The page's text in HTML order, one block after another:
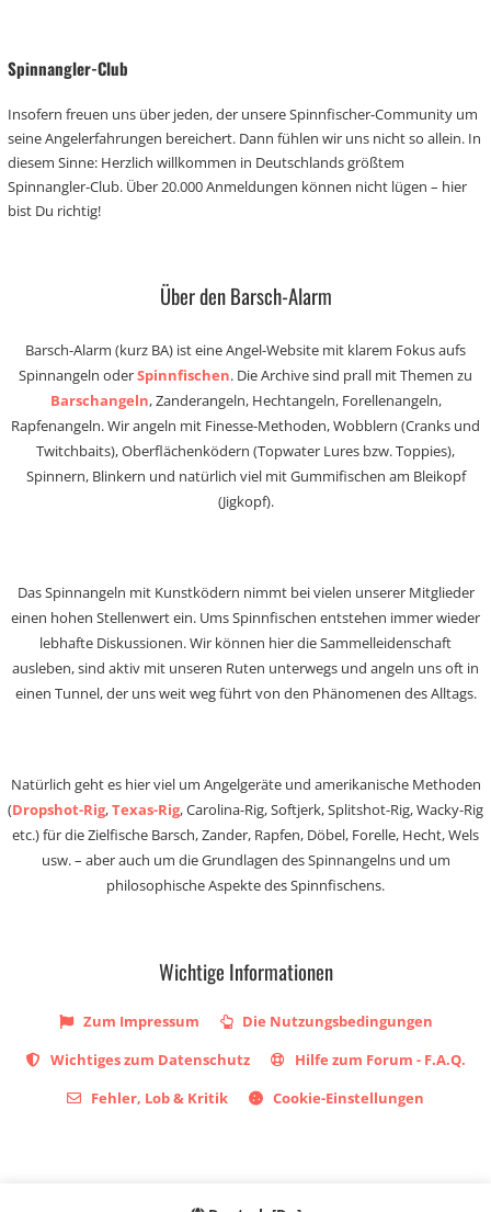
Spinnangler-Club
Insofern freuen uns über jeden, der unsere Spinnfischer-Community um
seine Angelerfahrungen bereichert. Dann fühlen wir uns nicht so allein. In
diesem Sinne: Herzlich willkommen in Deutschlands größtem
Spinnangler-Club. Über 20.000 Anmeldungen können nicht lügen – hier
bist Du richtig!
Über den Barsch-Alarm
Barsch-Alarm (kurz BA) ist eine Angel-Website mit klarem Fokus aufs
Spinnangeln oderSpinnfischen. Die Archive sind prall mit Themen zu
Barschangeln, Zanderangeln, Hechtangeln, Forellenangeln,
Rapfenangeln. Wir angeln mit Finesse-Methoden, Wobblern (Cranks und
Twitchbaits), Oberflächenködern (Topwater Lures bzw. Toppies),
Spinnern, Blinkern und natürlich viel mit Gummifischen am Bleikopf
(Jigkopf).
Das Spinnangeln mit Kunstködern nimmt bei vielen unserer Mitglieder
einen hohen Stellenwert ein. Ums Spinnfischen entstehen immer wieder
lebhafte Diskussionen. Wir können hier die Sammelleidenschaft
ausleben, sind aktiv mit unseren Ruten unterwegs und angeln uns oft in
einen Tunnel, der uns weit weg führt von den Phänomenen des Alltags.
Natürlich geht es hier viel um Angelgeräte und amerikanische Methoden
(Dropshot-Rig,Texas-Rig, Carolina-Rig, Softjerk, Splitshot-Rig, Wacky-Rig
etc.) für die Zielfische Barsch, Zander, Rapfen, Döbel, Forelle, Hecht, Wels
usw. – aber auch um die Grundlagen des Spinnangelns und um
philosophische Aspekte des Spinnfischens.
Wichtige Informationen
Zum Impressum
Die Nutzungsbedingungen
Wichtiges zum Datenschutz
Hilfe zum Forum - F.A.Q.
Fehler, Lob & Kritik
Cookie-Einstellungen